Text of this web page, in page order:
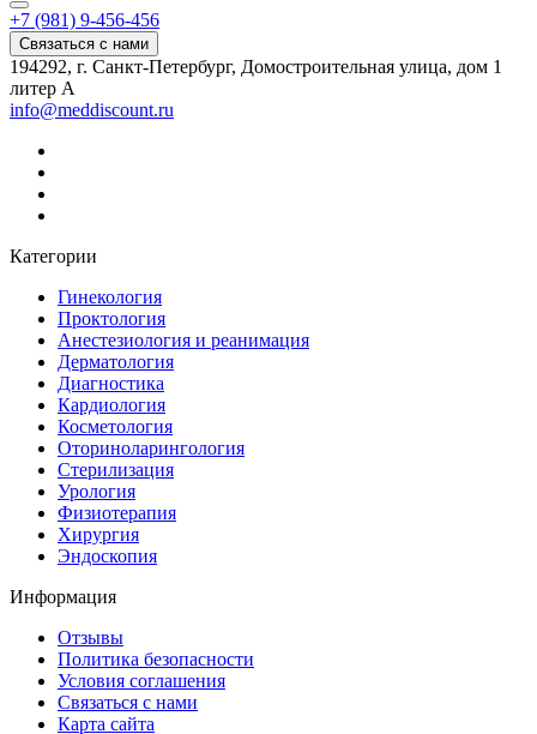
+7 (981) 9-456-456
Связаться с нами
194292, г. Санкт-Петербург, Домостроительная улица, дом 1
литер А
info@meddiscount.ru
Категории
Гинекология
Проктология
Анестезиология и реанимация
Дерматология
Диагностика
Кардиология
Косметология
Оториноларингология
Стерилизация
Урология
Физиотерапия
Хирургия
Эндоскопия
Информация
Отзывы
Политика безопасности
Условия соглашения
Связаться с нами
Карта сайта